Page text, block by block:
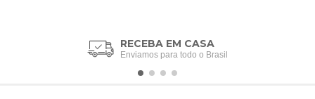
RECEBA EM CASA
Enviamos para todo o Brasil